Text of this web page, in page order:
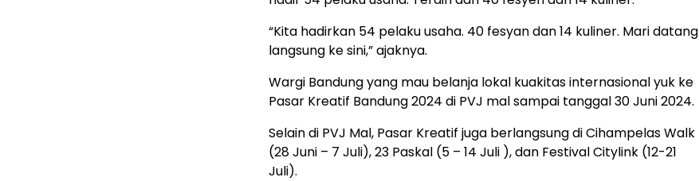
“Kita hadirkan 54 pelaku usaha. 40 fesyan dan 14 kuliner. Mari datang
langsung ke sini,” ajaknya.
Wargi Bandung yang mau belanja lokal kuakitas internasional yuk ke
Pasar Kreatif Bandung 2024 di PVJ mal sampai tanggal 30 Juni 2024.
Selain di PVJ Mal, Pasar Kreatif juga berlangsung di Cihampelas Walk
(28 Juni – 7 Juli), 23 Paskal (5 – 14 Juli ), dan Festival Citylink (12-21
Juli).